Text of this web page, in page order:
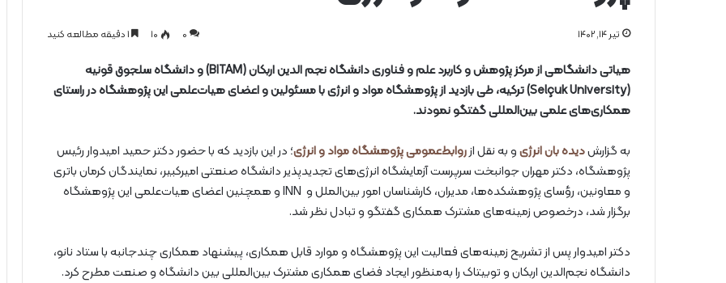
تیر ۱۴, ۱۴۰۲ 0 ۱۰
هیاتی دانشگاهی از مرکز پژوهش و کاربرد علم و فناوری دانشگاه‌ نجم الدین اربکان (BITAM) و دانشگاه سلجوق قونیه
(Selçuk University) ترکیه، طی بازدید از پژوهشگاه مواد و انرژی با مسئولین و اعضای هیات‌علمی این پژوهشگاه در راستای
همکاری‌های علمی بین‌المللی گفتگو نمودند.
به گزارشدیده بان انرژیو به نقل ازروابط‌عمومی پژوهشگاه مواد و انرژی؛ در این بازدید که با حضور دکتر حمید امیدوار رئیس
پژوهشگاه، دکتر مهران جوانبخت سرپرست آزمایشگاه انرژی‌های تجدیدپذیر دانشگاه صنعتی امیرکبیر، نمایندگان کرمان باتری
و معاونین، رؤسای پژوهشکده‌ها، مدیران، کارشناسان امور بین‌الملل و INN و همچنین اعضای هیات‌علمی این پژوهشگاه
برگزار شد، درخصوص زمینه‌های مشترک همکاری گفتگو و تبادل نظر شد.
دکتر امیدوار پس از تشریح زمینه‌های فعالیت این پژوهشگاه و موارد قابل همکاری، پیشنهاد همکاری چندجانبه با ستاد نانو،
دانشگاه نجم‌الدین اربکان و توبیتاک را به‌منظور ایجاد فضای همکاری مشترک بین‌المللی بین دانشگاه و صنعت مطرح کرد.